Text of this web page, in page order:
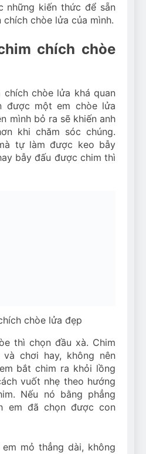
những kiến thức để sẵn
chích chòe lửa của mình.
chích chòe
chòe lửa khá quan
được một em chòe lửa
mình bỏ ra sẽ khiến anh
khi chăm sóc chúng.
tự làm được keo bẫy
bẫy đấu được chim thì
chòe lửa đẹp
thì chọn đầu xà. Chim
chơi hay, không nên
bắt chim ra khỏi lồng
vuốt nhẹ theo hướng
Nếu nó bằng phẳng
em đã chọn được con
mỏ thẳng dài, không